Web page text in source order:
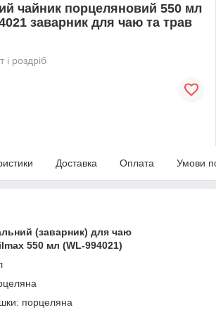
чайник порцеляновий 550 мл
заварник для чаю та трав
і роздріб
Доставка Оплата Умови
(заварник) для чаю
550 мл (WL-994021)
порцеляна